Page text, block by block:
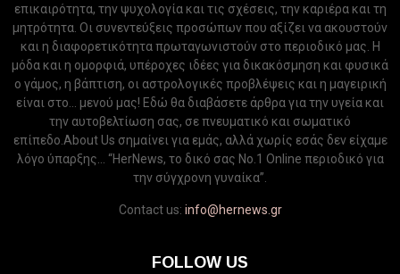
επικαιρότητα, την ψυχολογία και τις σχέσεις, την καριέρα και τη
μητρότητα. Οι συνεντεύξεις προσώπων που αξίζει να ακουστούν
και η διαφορετικότητα πρωταγωνιστούν στο περιοδικό μας. Η
μόδα και η ομορφιά, υπέροχες ιδέες για δικακόσμηση και φυσικά
ο γάμος, η βάπτιση, οι αστρολογικές προβλέψεις και η μαγειρική
είναι στο... μενού μας! Εδώ θα διαβάσετε άρθρα για την υγεία και
την αυτοβελτίωση σας, σε πνευματικό και σωματικό
επίπεδο.About Us σημαίνει για εμάς, αλλά χωρίς εσάς δεν είχαμε
λόγο ύπαρξης... “HerNews, το δικό σας Νo.1 Online περιοδικό για
την σύγχρονη γυναίκα”.
Contact us: info@hernews.gr
FOLLOW US